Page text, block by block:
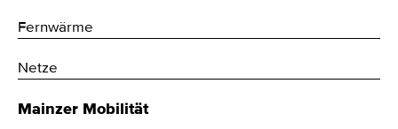
Fernwärme
Netze
Mainzer Mobilität